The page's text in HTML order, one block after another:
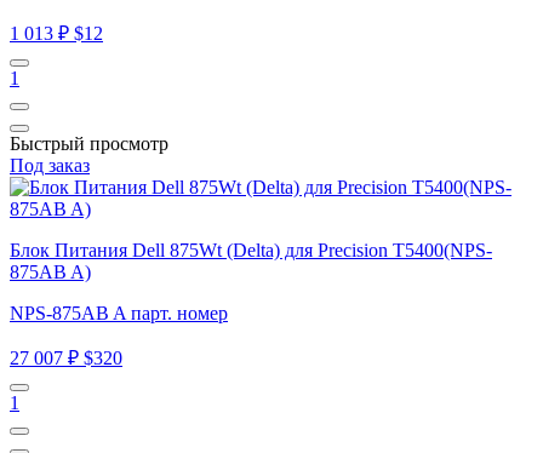
1 013 ₽ $12
1
Быстрый просмотр
Под заказ
Блок Питания Dell 875Wt (Delta) для Precision T5400(NPS-
875AB A)
NPS-875AB A парт. номер
27 007 ₽ $320
1